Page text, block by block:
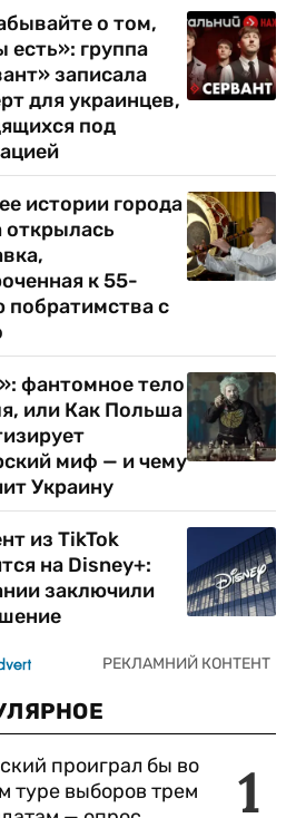
о том,
есть»: группа
записала
для украинцев,
под
истории города
открылась
к 55-
побратимства с
фантомное тело
или Как Польша
миф — и чему
Украину
из TikTok
на Disney+:
заключили
1
проиграл бы во
туре выборов трем